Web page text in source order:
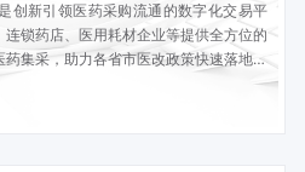
创新引领医药采购流通的数字化交易平
锁药店、医用耗材企业等提供全方位的
集采，助力各省市医改政策快速落地，
集采、交易、结算、支付和监管的在线一
并打造区域大健康产业平台经济；连接